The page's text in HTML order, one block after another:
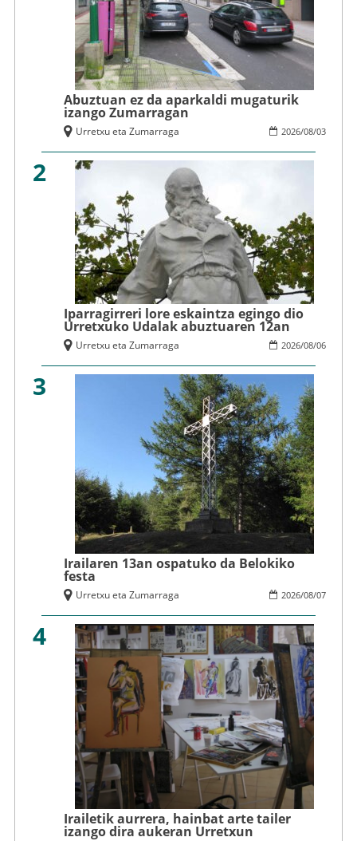
Abuztuan ez da aparkaldi mugaturik
izango Zumarragan
2026/08/03
Urretxu eta Zumarraga
2
Iparragirreri lore eskaintza egingo dio
Urretxuko Udalak abuztuaren 12an
2026/08/06
Urretxu eta Zumarraga
3
Irailaren 13an ospatuko da Belokiko
festa
2026/08/07
Urretxu eta Zumarraga
4
Irailetik aurrera, hainbat arte tailer
izango dira aukeran Urretxun